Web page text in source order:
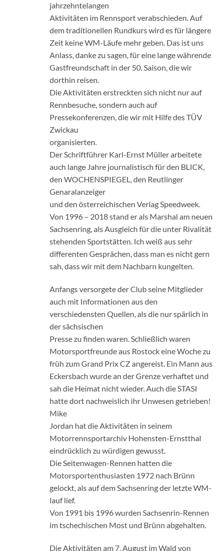
jahrzehntelangen
Aktivitäten im Rennsport verabschieden. Auf
dem traditionellen Rundkurs wird es für längere
Zeit keine WM-Läufe mehr geben. Das ist uns
Anlass, danke zu sagen, für eine lange währende
Gastfreundschaft in der 50. Saison, die wir
dorthin reisen.
Die Aktivitäten erstreckten sich nicht nur auf
Rennbesuche, sondern auch auf
Pressekonferenzen, die wir mit Hilfe des TÜV
Zwickau
organisierten.
Der Schriftführer Karl-Ernst Müller arbeitete
auch lange Jahre journalistisch für den BLICK,
den WOCHENSPIEGEL, den Reutlinger
Genaralanzeiger
und den österreichischen Verlag Speedweek.
Von 1996 – 2018 stand er als Marshal am neuen
Sachsenring, als Ausgleich für die unter Rivalität
stehenden Sportstätten. Ich weiß aus sehr
differenten Gesprächen, dass man es nicht gern
sah, dass wir mit dem Nachbarn kungelten.
Anfangs versorgete der Club seine Mitglieder
auch mit Informationen aus den
verschiedensten Quellen, als die nur spärlich in
der sächsischen
Presse zu finden waren. Schließlich waren
Motorsportfreunde aus Rostock eine Woche zu
früh zum Grand Prix CZ angereist. Ein Mann aus
Eckersbach wurde an der Grenze verhaftet und
sah die Heimat nicht wieder. Auch die STASI
hatte dort nachweislich ihr Unwesen getrieben!
Mike
Jordan hat die Aktivitäten in seinem
Motorrennsportarchiv Hohensten-Ernstthal
eindrücklich zu würdigen gewusst.
Die Seitenwagen-Rennen hatten die
Motorsportenthusiasten 1972 nach Brünn
gelockt, als auf dem Sachsenring der letzte WM-
lauf lief.
Von 1991 bis 1996 wurden Sachsenrin-Rennen
im tschechischen Most und Brünn abgehalten.
Die Aktivitäten am 7. August im Wald von